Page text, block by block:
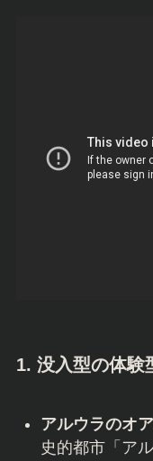
1. 没入型の体験
アルウラのオ
史的都市「ア